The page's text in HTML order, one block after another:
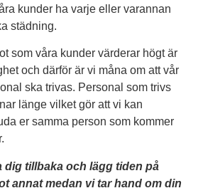
kunder ha varje eller varannan
städning.
som våra kunder värderar högt är
och därför är vi måna om att vår
ska trivas. Personal som trivs
länge vilket gör att vi kan
er samma person som kommer
dig tillbaka och lägg tiden på
annat medan vi tar hand om din